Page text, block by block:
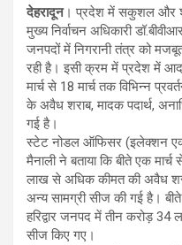
देहरादून। प्रदेश में सकुशल और
मुख्य निर्वाचन अधिकारी
जनपदों में निगरानी तंत्र को
रही है। इसी क्रम में प्रदेश में
मार्च से 18 मार्च तक विभिन्न
के अवैध शराब, मादक पदार्थ,
गई है।
स्टेट नोडल ऑफिसर (इलेक्शन
मैनाली ने बताया कि बीते एक
लाख से अधिक कीमत की अवैध
अन्य सामग्री सीज की गई है। बीते
हरिद्वार जनपद में तीन करोड़
सीज किए गए।